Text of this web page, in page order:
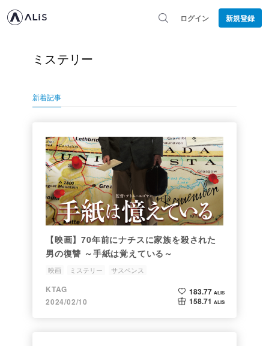
ログイン 新規登録
ミステリー
新着記事
【映画】70年前にナチスに家族を殺された
男の復讐 ～手紙は覚えている～
映画 ミステリー サスペンス
KTAG
2024/02/10
183.77 ALIS
158.71 ALIS